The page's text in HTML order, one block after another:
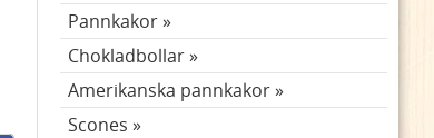
Pannkakor
Chokladbollar
Amerikanska pannkakor
Scones